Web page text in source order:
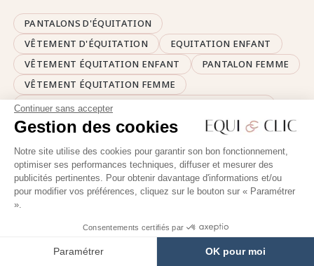
Continuer sans accepter
Gestion des cookies
Notre site utilise des cookies pour garantir son bon fonctionnement,
optimiser ses performances techniques, diffuser et mesurer des
publicités pertinentes. Pour obtenir davantage d'informations et/ou
pour modifier vos préférences, cliquez sur le bouton sur « Paramétrer
».
Consentements certifiés par
Paramétrer OK pour moi
PANTALONS D'ÉQUITATION
VÊTEMENT D'ÉQUITATION
EQUITATION ENFANT
VÊTEMENT ÉQUITATION ENFANT
PANTALON FEMME
VÊTEMENT ÉQUITATION FEMME
PANTALON D'ÉQUITATION AVEC POCHE TÉLÉPHONE
PANTALON D'ÉQUITATION BLEU
UNE ÉQUIPE DE PASSIONNÉS